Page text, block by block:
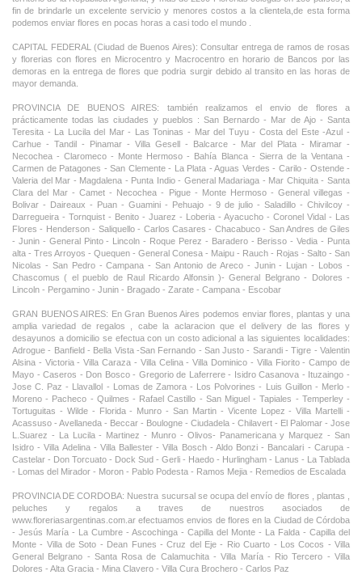
fin de brindarle un excelente servicio y menores costos a la clientela,de esta forma
podemos enviar flores en pocas horas a casi todo el mundo .
CAPITAL FEDERAL (Ciudad de Buenos Aires): Consultar entrega de ramos de rosas
y florerias con flores en Microcentro y Macrocentro en horario de Bancos por las
demoras en la entrega de flores que podria surgir debido al transito en las horas de
mayor demanda.
PROVINCIA DE BUENOS AIRES: también realizamos el envio de flores a
prácticamente todas las ciudades y pueblos : San Bernardo - Mar de Ajo - Santa
Teresita - La Lucila del Mar - Las Toninas - Mar del Tuyu - Costa del Este -Azul -
Carhue - Tandil - Pinamar - Villa Gesell - Balcarce - Mar del Plata - Miramar -
Necochea - Claromeco - Monte Hermoso - Bahía Blanca - Sierra de la Ventana -
Carmen de Patagones - San Clemente - La Plata - Aguas Verdes - Carilo - Ostende -
Valeria del Mar - Magdalena - Punta Indio - General Madariaga - Mar Chiquita - Santa
Clara del Mar - Camet - Necochea - Pigue - Monte Hermoso - General villegas -
Bolivar - Daireaux - Puan - Guamini - Pehuajo - 9 de julio - Saladillo - Chivilcoy -
Darregueira - Tornquist - Benito - Juarez - Loberia - Ayacucho - Coronel Vidal - Las
Flores - Henderson - Saliquello - Carlos Casares - Chacabuco - San Andres de Giles
- Junin - General Pinto - Lincoln - Roque Perez - Baradero - Berisso - Vedia - Punta
alta - Tres Arroyos - Quequen - General Conesa - Maipu - Rauch - Rojas - Salto - San
Nicolas - San Pedro - Campana - San Antonio de Areco - Junin - Lujan - Lobos -
Chascomus ( el pueblo de Raul Ricardo Alfonsin )- General Belgrano - Dolores -
Lincoln - Pergamino - Junin - Bragado - Zarate - Campana - Escobar
GRAN BUENOS AIRES: En Gran Buenos Aires podemos enviar flores, plantas y una
amplia variedad de regalos , cabe la aclaracion que el delivery de las flores y
desayunos a domicilio se efectua con un costo adicional a las siguientes localidades:
Adrogue - Banfield - Bella Vista -San Fernando - San Justo - Sarandi - Tigre - Valentin
Alsina - Victoria - Villa Caraza - Villa Celina - Villa Dominico - Villa Fiorito - Campo de
Mayo - Caseros - Don Bosco - Gregorio de Laferrere - Isidro Casanova - Ituzaingo -
Jose C. Paz - Llavallol - Lomas de Zamora - Los Polvorines - Luis Guillon - Merlo -
Moreno - Pacheco - Quilmes - Rafael Castillo - San Miguel - Tapiales - Temperley -
Tortuguitas - Wilde - Florida - Munro - San Martin - Vicente Lopez - Villa Martelli -
Acassuso - Avellaneda - Beccar - Boulogne - Ciudadela - Chilavert - El Palomar - Jose
L.Suarez - La Lucila - Martinez - Munro - Olivos- Panamericana y Marquez - San
Isidro - Villa Adelina - Villa Ballester - Villa Bosch - Aldo Bonzi - Bancalari - Carupa -
Castelar - Don Torcuato - Dock Sud - Gerli - Haedo - Hurlingham - Lanus - La Tablada
- Lomas del Mirador - Moron - Pablo Podesta - Ramos Mejia - Remedios de Escalada
PROVINCIA DE CORDOBA: Nuestra sucursal se ocupa del envío de flores , plantas ,
peluches y regalos a traves de nuestros asociados de
www.floreriasargentinas.com.ar efectuamos envios de flores en la Ciudad de Córdoba
- Jesús María - La Cumbre - Ascochinga - Capilla del Monte - La Falda - Capilla del
Monte - Villa de Soto - Dean Funes - Cruz del Eje - Rio Cuarto - Los Cocos - Villa
General Belgrano - Santa Rosa de Calamuchita - Villa María - Rio Tercero - Villa
Dolores - Alta Gracia - Mina Clavero - Villa Cura Brochero - Carlos Paz